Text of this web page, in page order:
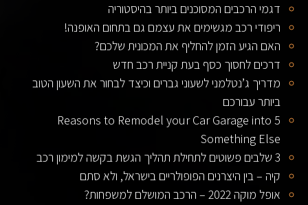
דגמי הרכבים המסוכנים ביותר בהיסטוריה
ריפודי רכב מגשימים את עצמם גם בתחום האופנה!
האם הגיע הזמן להחליף את המכונית שלכם?
דרכים לחסוך כסף בעת קניית רכב חדש
מדריך ג’נטלמני לשעוני גברים וכיצד לבחור את השעון הטוב
ביותר עבורכם
5 Reasons to Remodel your Car Garage into
Something Else
3 שלבים פשוטים לתחילת תהליך הגשת בקשה למימון רכב
קיה – בין היצרנים הפופולריים בישראל, ולא סתם
אופל מוקה 2022 – הרכב המושלם למשפחות?